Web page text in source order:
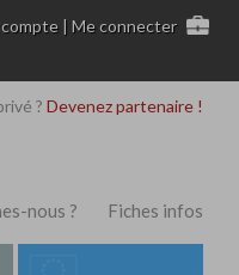
|Me connecter
? Devenez partenaire !
nous ? Fiches infos